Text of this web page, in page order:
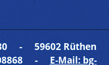
30 - 59602 Rüthen
- E-Mail: bg-